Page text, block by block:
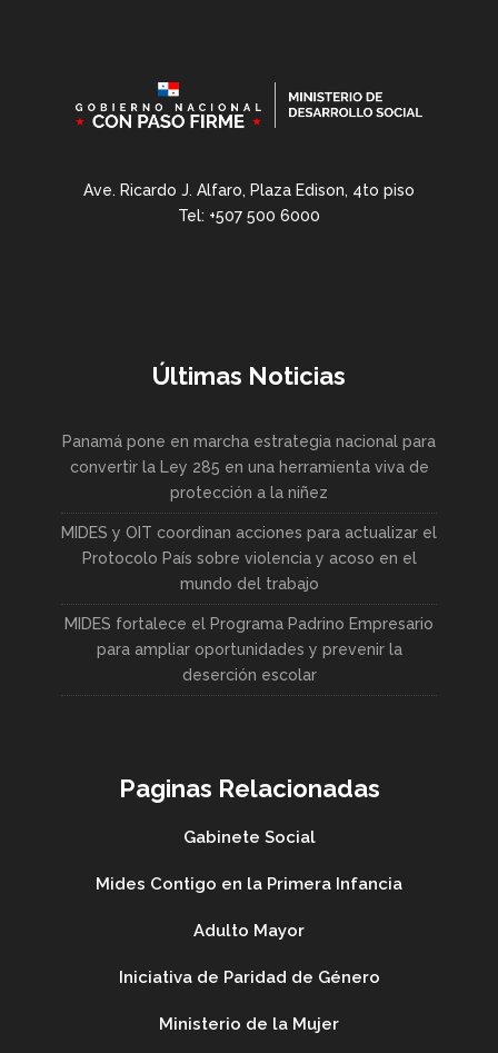
Ave. Ricardo J. Alfaro, Plaza Edison, 4to piso
Tel: +507 500 6000
Últimas Noticias
Panamá pone en marcha estrategia nacional para
convertir la Ley 285 en una herramienta viva de
protección a la niñez
MIDES y OIT coordinan acciones para actualizar el
Protocolo País sobre violencia y acoso en el
mundo del trabajo
MIDES fortalece el Programa Padrino Empresario
para ampliar oportunidades y prevenir la
deserción escolar
Paginas Relacionadas
Gabinete Social
Mides Contigo en la Primera Infancia
Adulto Mayor
Iniciativa de Paridad de Género
Ministerio de la Mujer